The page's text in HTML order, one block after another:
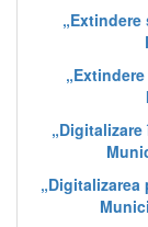
„Extindere